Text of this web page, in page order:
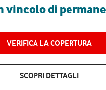
vincolo di
VERIFICA LA COPERTURA
SCOPRI DETTAGLI